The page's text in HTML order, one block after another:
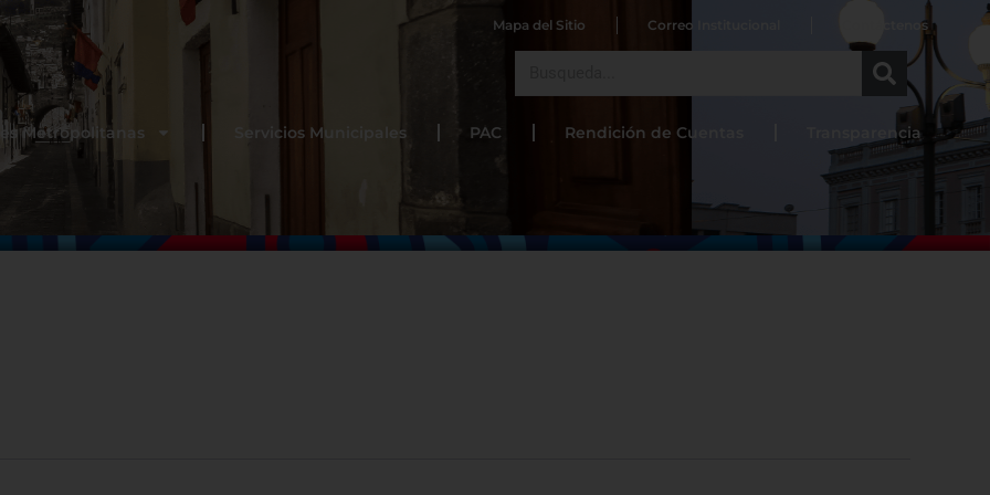
Mapa del Sitio Correo Institucional Contáctenos
Metropolitanas Servicios Municipales PAC Rendición de Cuentas Transparencia